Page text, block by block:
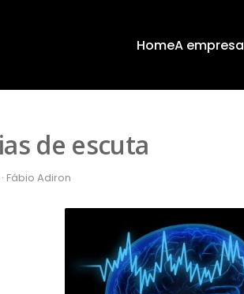
HomeA empresa
de escuta
Fábio Adiron